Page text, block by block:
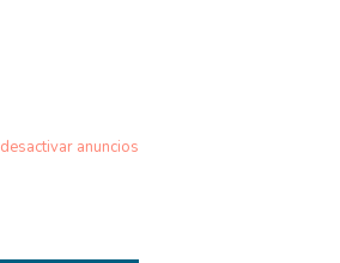
desactivar anuncios